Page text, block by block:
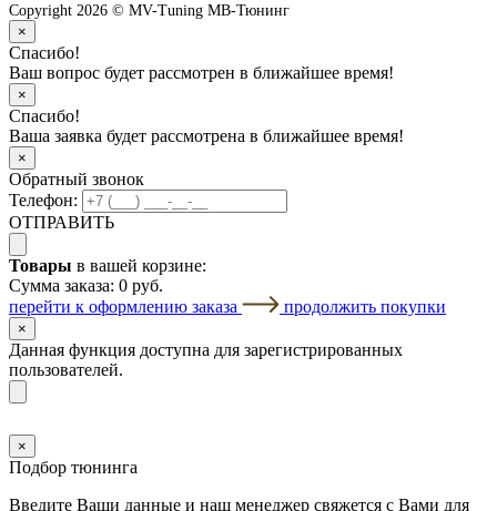
Copyright 2026 © MV-Tuning МВ-Тюнинг
×
Спасибо!
Ваш вопрос будет рассмотрен в ближайшее время!
×
Спасибо!
Ваша заявка будет рассмотрена в ближайшее время!
×
Обратный звонок
Телефон:
ОТПРАВИТЬ
Товары в вашей корзине:
Сумма заказа: 0 руб.
перейти к оформлению заказа
продолжить покупки
×
Данная функция доступна для зарегистрированных
пользователей.
×
Подбор тюнинга
Введите Ваши данные и наш менеджер свяжется с Вами для